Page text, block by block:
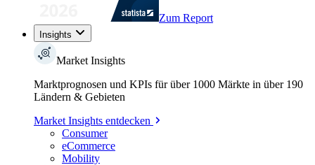
Zum Report
Insights
Market Insights
Marktprognosen und KPIs für über 1000 Märkte in über 190
Ländern & Gebieten
Market Insights entdecken
Consumer
eCommerce
Mobility